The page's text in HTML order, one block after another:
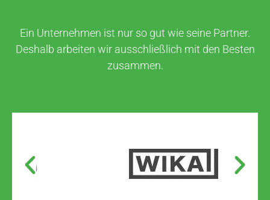
Ein Unternehmen ist nur so gut wie seine Partner.
Deshalb arbeiten wir ausschließlich mit den Besten
zusammen.